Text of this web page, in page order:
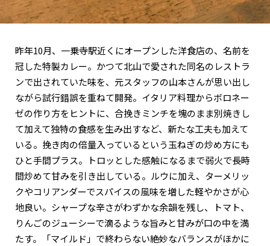
昨年10月、一乗寺駅近くにオープンした洋食店の、名前を
冠した特製カレー。かつて北山で愛された同名のレストラ
ンで出されていた味を、元スタッフの山本さんが思い出し
ながら試行錯誤を重ねて開発。イタリア料理からボロネー
ゼの作り方をヒントに、合挽きミンチを塊のまま別焼きし
て加えて独特の食感を生み出すなど、新たな工夫も加えて
いる。挽き肉の倍量入っているという玉ねぎの炒め方にも
ひと手間プラス。トロッとした感触になるまで弱火で長時
間炒めて甘みを引き出している。ルウに加え、ターメリッ
クやコリアンダーでスパイスの風味を増した軽やかさが心
地良い。シャープな辛さがわずかな余韻を残し、トマト、
りんごのジューシーで滴るような旨みと甘みが口の中を満
たす。「マイルド」で終わらない絶妙なバランスがほかに